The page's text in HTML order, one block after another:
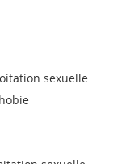
sexuelle